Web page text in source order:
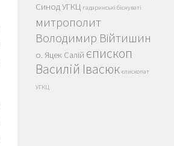
Синод УГКЦ гадаринські біснуваті
митрополит
Володимир Війтишин
о. Яцек Салій єпископ
Василій Івасюк єпископат
УГКЦ